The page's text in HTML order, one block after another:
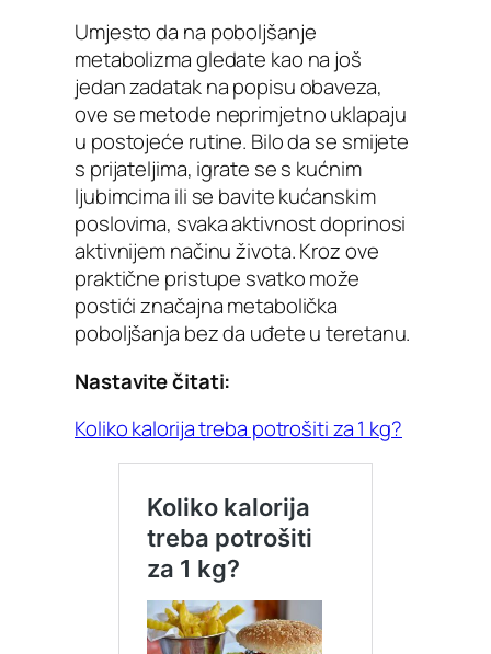
Umjesto da na poboljšanje
metabolizma gledate kao na još
jedan zadatak na popisu obaveza,
ove se metode neprimjetno uklapaju
u postojeće rutine. Bilo da se smijete
s prijateljima, igrate se s kućnim
ljubimcima ili se bavite kućanskim
poslovima, svaka aktivnost doprinosi
aktivnijem načinu života. Kroz ove
praktične pristupe svatko može
postići značajna metabolička
poboljšanja bez da uđete u teretanu.
Nastavite čitati:
Koliko kalorija treba potrošiti za 1 kg?